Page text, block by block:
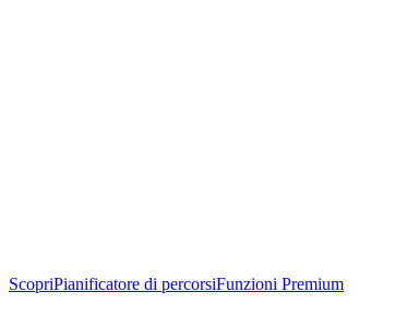
ScopriPianificatore di percorsiFunzioni Premium